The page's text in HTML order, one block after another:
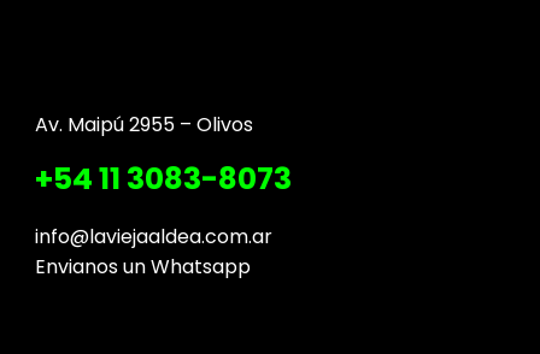
Av. Maipú 2955 – Olivos
+54 11 3083-8073
info@laviejaaldea.com.ar
Envianos un Whatsapp